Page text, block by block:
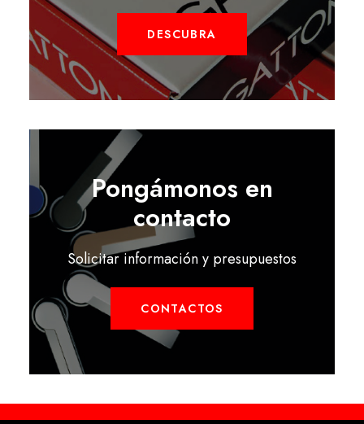
DESCUBRA
Pongámonos en
contacto
Solicitar información y presupuestos
CONTACTOS